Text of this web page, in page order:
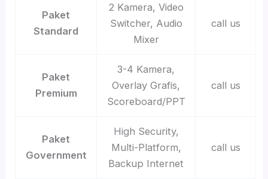
Paket
Standard
2 Kamera, Video
Switcher, Audio
Mixer
call us
Paket
Premium
3-4 Kamera,
Overlay Grafis,
Scoreboard/PPT
call us
Paket
Government
High Security,
Multi-Platform,
Backup Internet
call us